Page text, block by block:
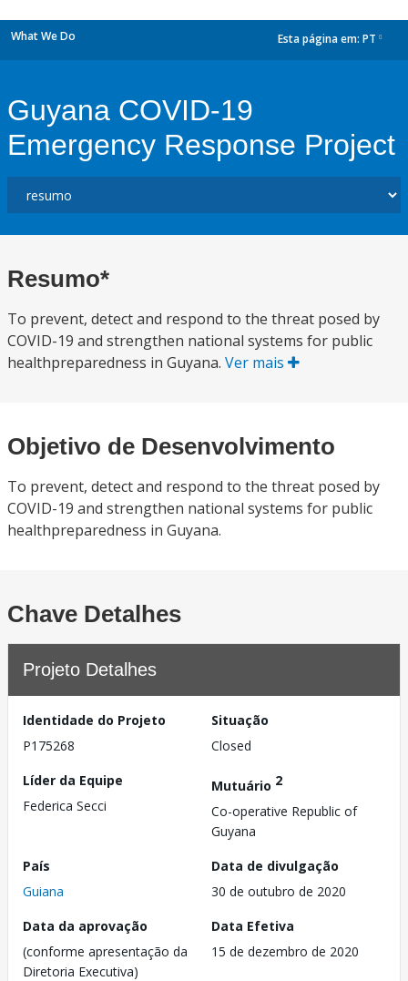
What We Do Esta página em: PT
Guyana COVID-19
Emergency Response Project
Resumo*
To prevent, detect and respond to the threat posed by
COVID-19 and strengthen national systems for public
healthpreparedness in Guyana. Ver mais
Objetivo de Desenvolvimento
To prevent, detect and respond to the threat posed by
COVID-19 and strengthen national systems for public
healthpreparedness in Guyana.
Chave Detalhes
Projeto Detalhes
Identidade do Projeto
P175268
Situação
Closed
Líder da Equipe
Federica Secci
Mutuário 2
Co-operative Republic of
Guyana
País
Guiana
Data de divulgação
30 de outubro de 2020
Data da aprovação
(conforme apresentação da
Diretoria Executiva)
Data Efetiva
15 de dezembro de 2020